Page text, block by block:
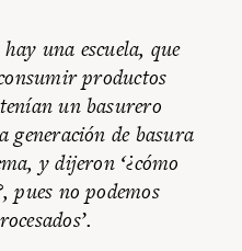
una escuela, que
productos
un basurero
generación de basura
y dijeron ‘¿cómo
pues no podemos